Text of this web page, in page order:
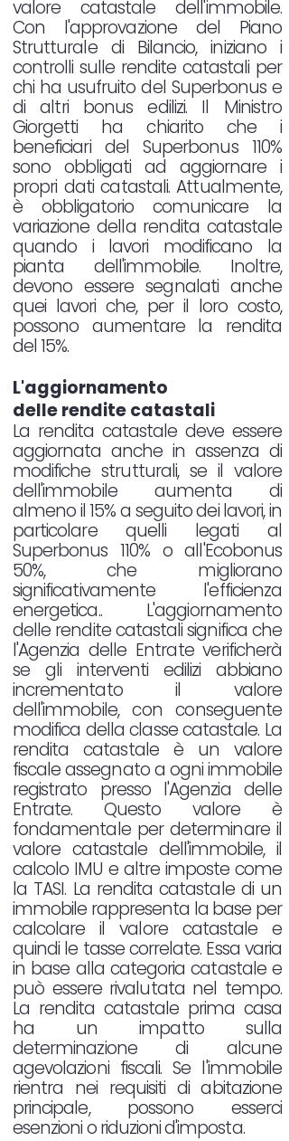
valore catastale dell'immobile.
Con l'approvazione del Piano
Strutturale di Bilancio, iniziano i
controlli sulle rendite catastali per
chi ha usufruito del Superbonus e
di altri bonus edilizi. Il Ministro
Giorgetti ha chiarito che i
beneficiari del Superbonus 110%
sono obbligati ad aggiornare i
propri dati catastali. Attualmente,
è obbligatorio comunicare la
variazione della rendita catastale
quando i lavori modificano la
pianta dell'immobile. Inoltre,
devono essere segnalati anche
quei lavori che, per il loro costo,
possono aumentare la rendita
del 15%.
L'aggiornamento
delle rendite catastali
La rendita catastale deve essere
aggiornata anche in assenza di
modifiche strutturali, se il valore
dell'immobile aumenta di
almeno il 15% a seguito dei lavori, in
particolare quelli legati al
Superbonus 110% o all'Ecobonus
50%, che migliorano
significativamente l'efficienza
energetica.. L'aggiornamento
delle rendite catastali significa che
l'Agenzia delle Entrate verificherà
se gli interventi edilizi abbiano
incrementato il valore
dell'immobile, con conseguente
modifica della classe catastale. La
rendita catastale è un valore
fiscale assegnato a ogni immobile
registrato presso l'Agenzia delle
Entrate. Questo valore è
fondamentale per determinare il
valore catastale dell'immobile, il
calcolo IMU e altre imposte come
la TASI. La rendita catastale di un
immobile rappresenta la base per
calcolare il valore catastale e
quindi le tasse correlate. Essa varia
in base alla categoria catastale e
può essere rivalutata nel tempo.
La rendita catastale prima casa
ha un impatto sulla
determinazione di alcune
agevolazioni fiscali. Se l'immobile
rientra nei requisiti di abitazione
principale, possono esserci
esenzioni o riduzioni d'imposta.